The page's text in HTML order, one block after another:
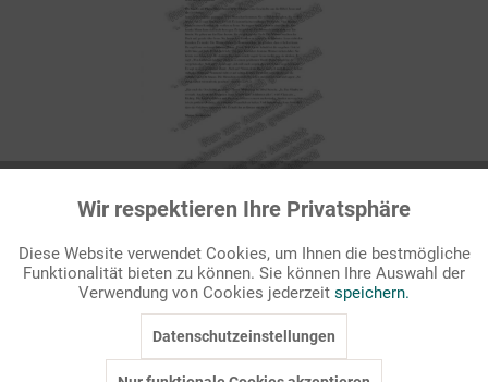
Passende Stichworte
Gottesdienst, Kinderseite
zuerst Ihr Produktformat aus.
z.B. Farbe-Grafik, Schwarz-Weiß-Grafik, mit/ohne Text ...
Funktionale Aktiv
Marketing Inaktiv
Wir respektieren Ihre Privatsphäre
Diese Website verwendet Cookies, um Ihnen die bestmögliche
Funktionalität bieten zu können. Sie können Ihre Auswahl der
Verwendung von Cookies jederzeit speichern.
Datenschutzeinstellungen